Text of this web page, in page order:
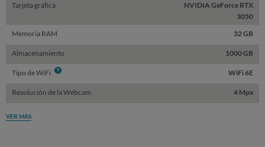
Tarjeta gráfica
NVIDIA GeForce RTX
3050
Memoria RAM
32 GB
Almacenamiento 1000 GB
Tipo de WiFi Info WiFi 6E
Resolución de la Webcam 4 Mpx
VER MÁS